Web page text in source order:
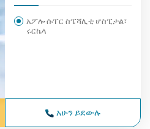
አፖሎ ሱፐር ስፔሻሊቲ ሆስፒታል፣
ሩርኬላ
አሁን ይደውሉ